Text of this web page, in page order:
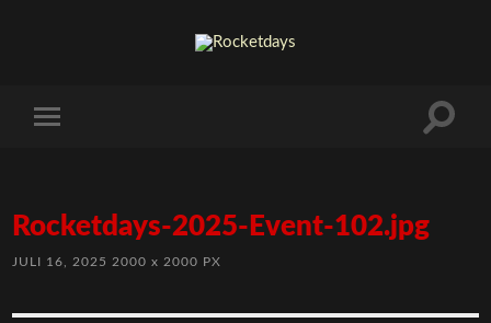
Rocketdays-2025-Event-102.jpg
JULI 16, 2025 2000x 2000 PX